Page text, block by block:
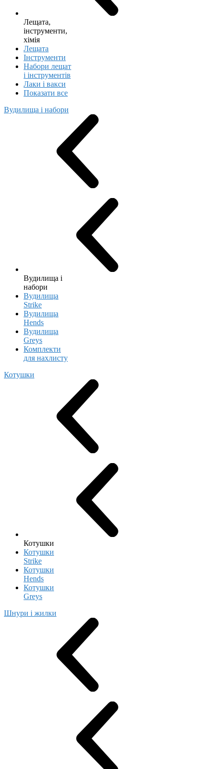
Лещата,
інструменти,
хімія
Лещата
Інструменти
Набори лещат
і інструментів
Лаки і вакси
Показати все
Вудилища і набори
Вудилища і
набори
Вудилища
Strike
Вудилища
Hends
Вудилища
Greys
Комплекти
для нахлисту
Котушки
Котушки
Котушки
Strike
Котушки
Hends
Котушки
Greys
Шнури і жилки